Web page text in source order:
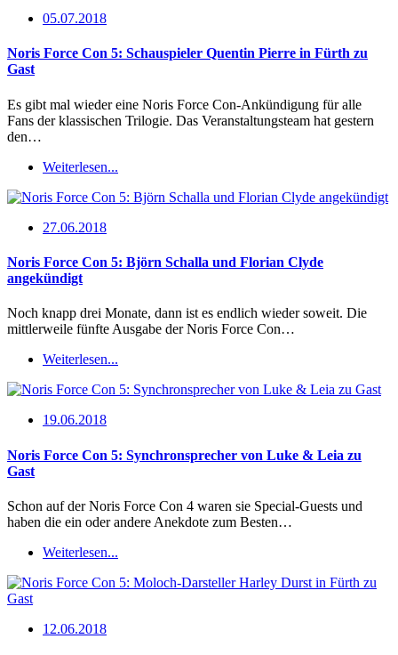
05.07.2018
Noris Force Con 5: Schauspieler Quentin Pierre in Fürth zu
Gast
Es gibt mal wieder eine Noris Force Con-Ankündigung für alle
Fans der klassischen Trilogie. Das Veranstaltungsteam hat gestern
den…
Weiterlesen...
27.06.2018
Noris Force Con 5: Björn Schalla und Florian Clyde
angekündigt
Noch knapp drei Monate, dann ist es endlich wieder soweit. Die
mittlerweile fünfte Ausgabe der Noris Force Con…
Weiterlesen...
19.06.2018
Noris Force Con 5: Synchronsprecher von Luke & Leia zu
Gast
Schon auf der Noris Force Con 4 waren sie Special-Guests und
haben die ein oder andere Anekdote zum Besten…
Weiterlesen...
12.06.2018